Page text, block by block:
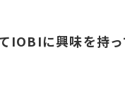
IOBIに興味を持